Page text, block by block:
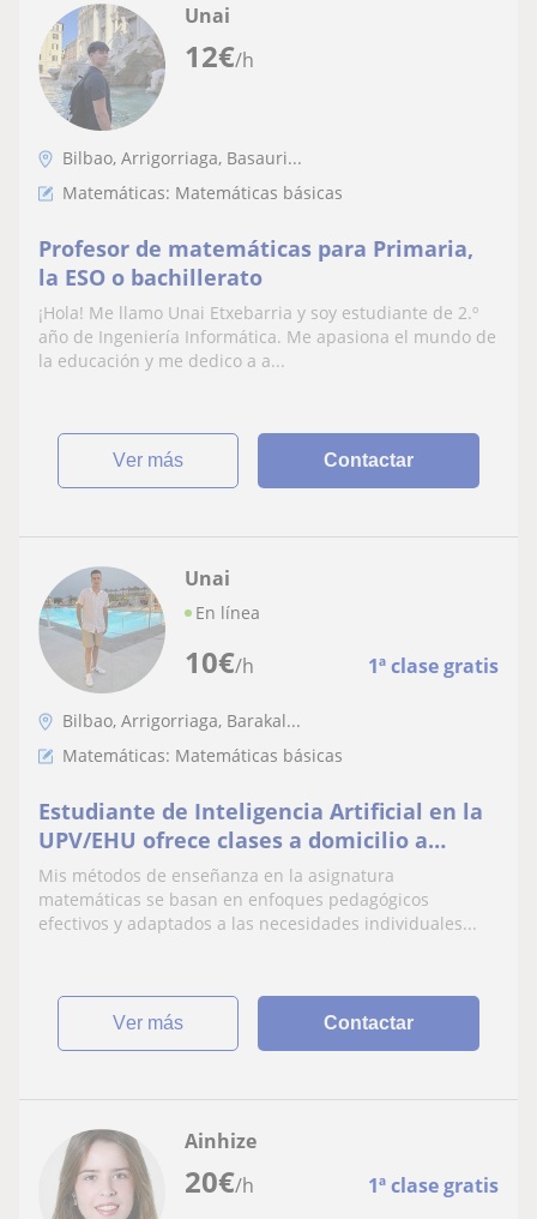
12€/h
Unai
Bilbao, Arrigorriaga, Basauri...
Matemáticas: Matemáticas básicas
Profesor de matemáticas para Primaria,
la ESO o bachillerato
¡Hola! Me llamo Unai Etxebarria y soy estudiante de 2.º
año de Ingeniería Informática. Me apasiona el mundo de
la educación y me dedico a a...
ver más Contactar
10€/h 1ª clase gratis
Unai
En línea
Bilbao, Arrigorriaga, Barakal...
Matemáticas: Matemáticas básicas
Estudiante de Inteligencia Artificial en la
UPV/EHU ofrece clases a domicilio a
estudiantes hasta segundo de
Bachillerato
Mis métodos de enseñanza en la asignatura
matemáticas se basan en enfoques pedagógicos
efectivos y adaptados a las necesidades individuales...
ver más Contactar
20€/h 1ª clase gratis
Ainhize